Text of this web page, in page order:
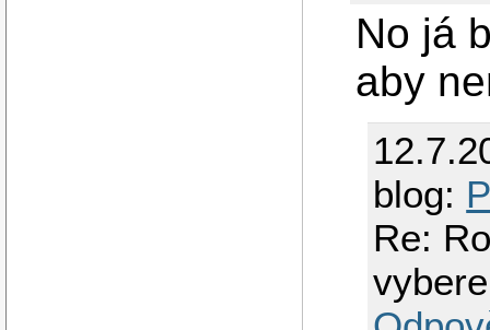
No já
aby
blog:
Re: